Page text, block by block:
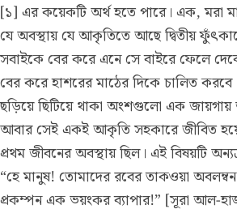
[১] এর কয়েকটি অর্থ হতে পারে। এক, মরা
যে অবস্থায় যে আকৃতিতে আছে দ্বিতীয়
সবাইকে বের করে এনে সে বাইরে ফেলে
বের করে হাশরের মাঠের দিকে চালিত
ছড়িয়ে ছিটিয়ে থাকা অংশগুলো এক
আবার সেই একই আকৃতি সহকারে জীবিত
প্রথম জীবনের অবস্থায় ছিল। এই বিষয়টি
“হে মানুষ! তোমাদের রবের তাকওয়া
প্রকম্পন এক ভয়ংকর ব্যাপার!” [সূরা আল-